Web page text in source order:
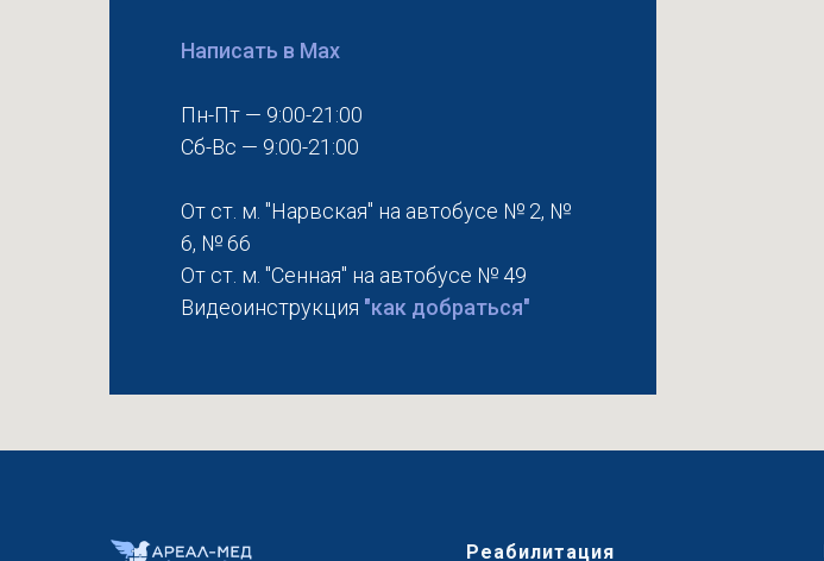
Написать в Max
Пн-Пт — 9:00-21:00
Сб-Вс — 9:00-21:00
От ст. м. "Нарвская" на автобусе № 2, №
6, № 66
От ст. м. "Сенная" на автобусе № 49
Видеоинструкция "как добраться"
Реабилитация